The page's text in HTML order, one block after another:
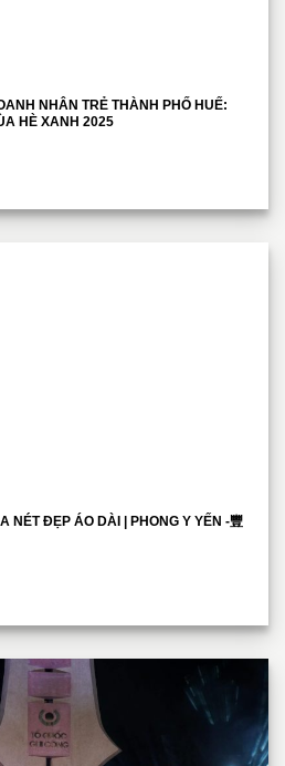
NHÂN TRẺ THÀNH PHỐ HUẾ:
HÈ XANH 2025
NÉT ĐẸP ÁO DÀI | PHONG Y YẾN -豐